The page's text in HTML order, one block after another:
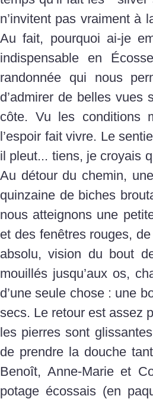
n’invitent pas vraiment à
Au fait, pourquoi ai-je
indispensable en
randonnée qui nous
d’admirer de belles
côte. Vu les conditions
l’espoir fait vivre. Le
il pleut... tiens, je croyais
Au détour du chemin,
quinzaine de biches
nous atteignons une
et des fenêtres rouges,
absolu, vision du bout
mouillés jusqu’aux os,
d’une seule chose : une
secs. Le retour est assez
les pierres sont
de prendre la douche
Benoît, Anne-Marie et
potage écossais (en